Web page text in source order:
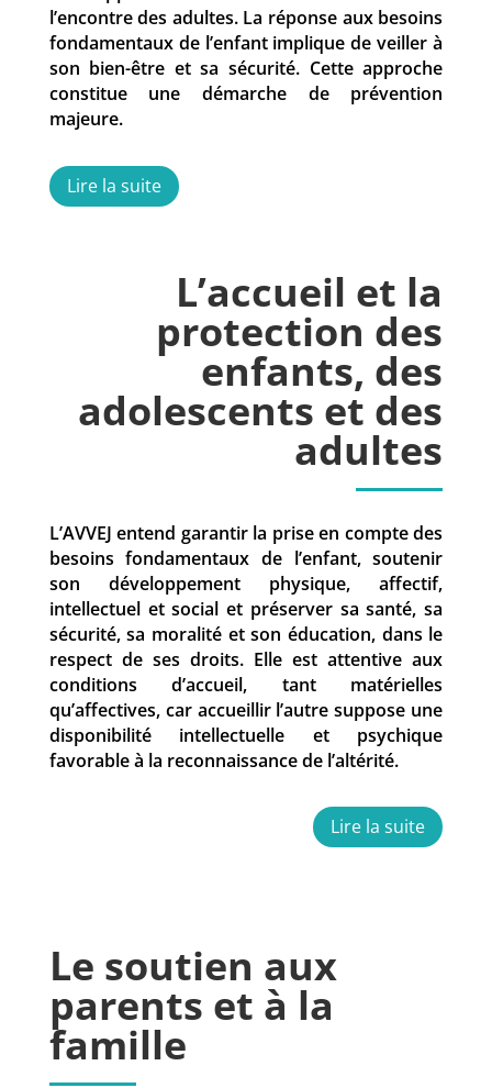
l’encontre des adultes. La réponse aux besoins
fondamentaux de l’enfant implique de veiller à
son bien-être et sa sécurité. Cette approche
constitue une démarche de prévention
majeure.
Lire la suite
L’accueil et la
protection des
enfants, des
adolescents et des
adultes
L’AVVEJ entend garantir la prise en compte des
besoins fondamentaux de l’enfant, soutenir
son développement physique, affectif,
intellectuel et social et préserver sa santé, sa
sécurité, sa moralité et son éducation, dans le
respect de ses droits. Elle est attentive aux
conditions d’accueil, tant matérielles
qu’affectives, car accueillir l’autre suppose une
disponibilité intellectuelle et psychique
favorable à la reconnaissance de l’altérité.
Lire la suite
Le soutien aux
parents et à la
famille